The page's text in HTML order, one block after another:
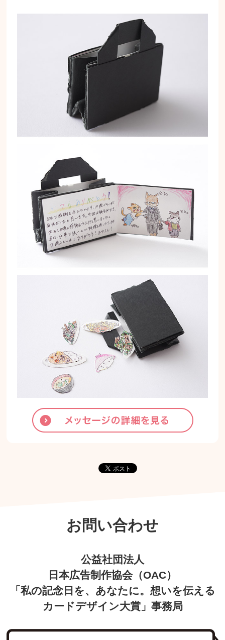
お問い合わせ
公益社団法人
日本広告制作協会（OAC）
「私の記念日を、あなたに。想いを伝える
カードデザイン大賞」事務局